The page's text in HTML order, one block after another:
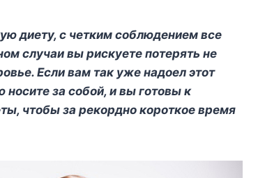
диету, с четким соблюдением все
случаи вы рискуете потерять не
Если вам так уже надоел этот
за собой, и вы готовы к
чтобы за рекордно короткое время